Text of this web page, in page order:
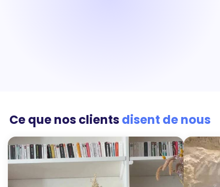
Ce que nos clientsdisent de nous